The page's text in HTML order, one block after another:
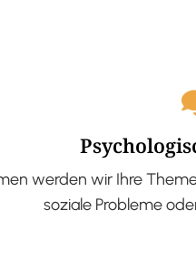
werden wir Ihre
soziale Probleme